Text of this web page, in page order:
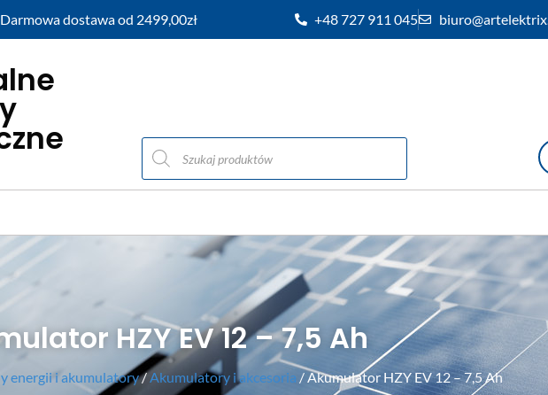
Darmowa dostawa od 2499,00zł +48 727 911 045
HZY EV 12 – 7,5 Ah
energii i akumulatory/Akumulatory i akcesoria / Akumulator HZY EV 12 – 7,5 Ah